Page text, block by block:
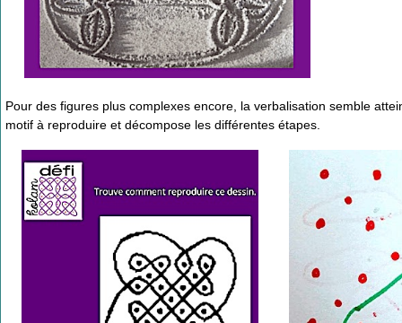
Pour des figures plus complexes encore, la verbalisation semble
motif à reproduire et décompose les différentes étapes.